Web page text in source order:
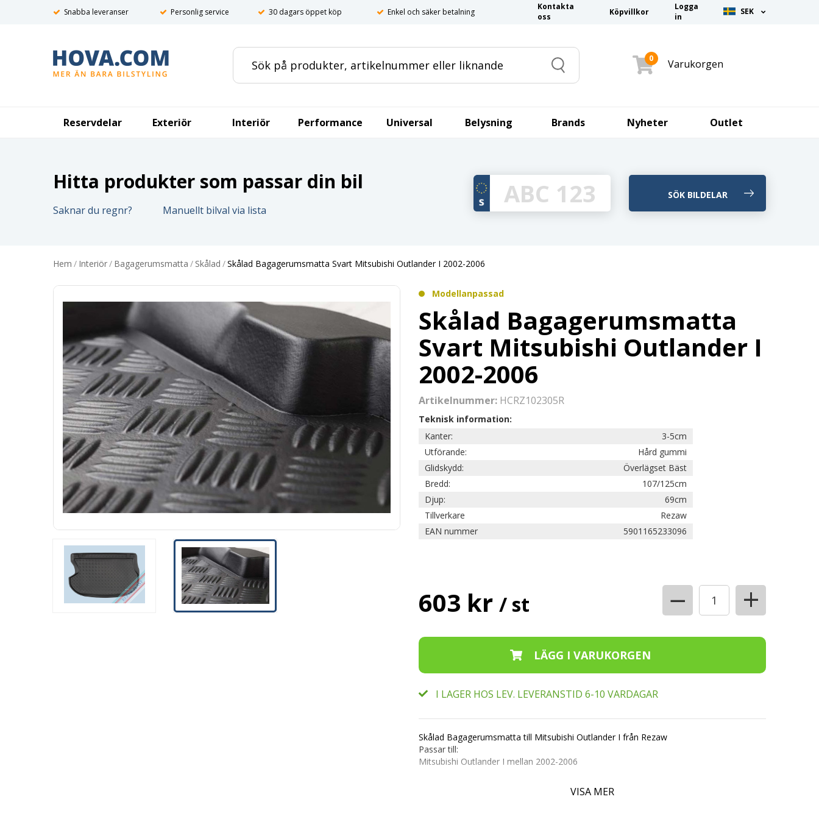
Snabba leveranser Personlig service 30 dagars öppet köp Enkel och säker betalning
Kontakta
oss
Köpvillkor
Logga
in
SEK
Search
0 Varukorgen
Reservdelar Exteriör Interiör Performance Universal Belysning Brands Nyheter Outlet
Hitta produkter som passar din bil
Saknar du regnr? Manuellt bilval via lista
Hem / Interiör/ Bagagerumsmatta / Skålad /Skålad Bagagerumsmatta Svart Mitsubishi Outlander I 2002-2006
Modellanpassad
Skålad Bagagerumsmatta
Svart Mitsubishi Outlander I
2002-2006
Artikelnummer: HCRZ102305R
Teknisk information:
Kanter:
3-5cm
Utförande:
Hård gummi
Glidskydd:
Överlägset Bäst
Bredd:
107/125cm
Djup:
69cm
Tillverkare
Rezaw
EAN nummer
5901165233096
603 kr / st − +
I LAGER HOS LEV. LEVERANSTID 6-10 VARDAGAR
Skålad Bagagerumsmatta till Mitsubishi Outlander I från Rezaw
Passar till:
Mitsubishi Outlander I mellan 2002-2006
Modellanpassad bagagerumsmatta med en kant på 4-5cm beroende på bilmärke.
VISA MER